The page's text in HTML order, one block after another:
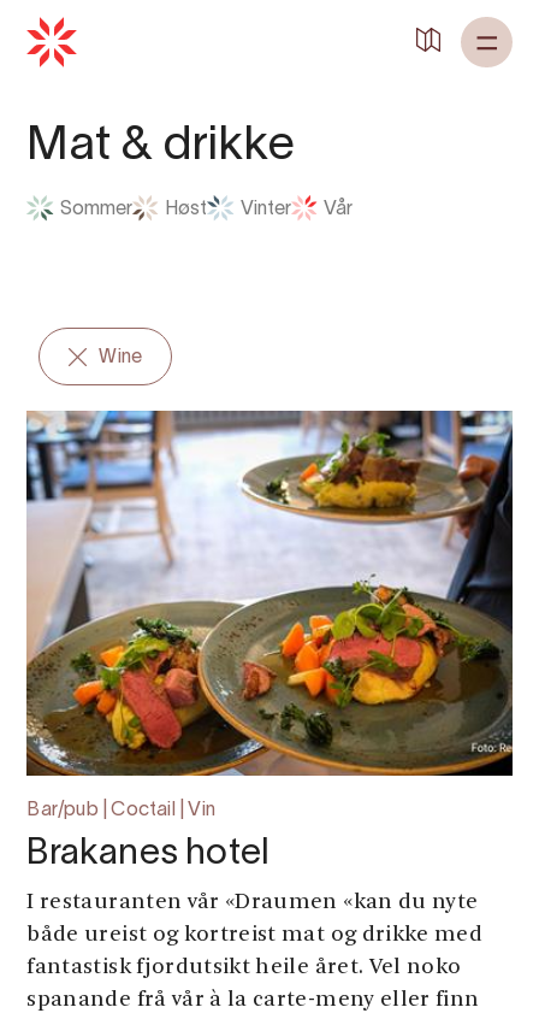
Mat & drikke
Sommer Høst Vinter Vår
Wine
Bar/pub | Coctail | Vin
Brakanes hotel
I restauranten vår «Draumen «kan du nyte
både ureist og kortreist mat og drikke med
fantastisk fjordutsikt heile året. Vel noko
spanande frå vår à la carte-meny eller finn